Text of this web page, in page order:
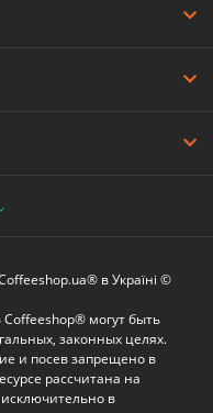
в Україні ©
могут быть
законных целях.
и посев запрещено в
рассчитана на
в